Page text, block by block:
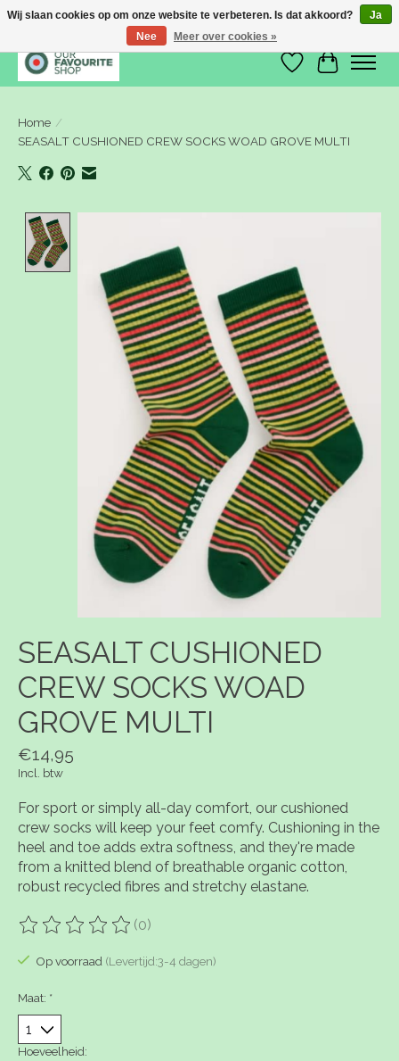
Verlanglijst
Home /
SEASALT CUSHIONED CREW SOCKS WOAD GROVE MULTI
SEASALT CUSHIONED
CREW SOCKS WOAD
GROVE MULTI
€14,95
Incl. btw
For sport or simply all-day comfort, our cushioned
crew socks will keep your feet comfy. Cushioning in the
heel and toe adds extra softness, and they're made
from a knitted blend of breathable organic cotton,
robust recycled fibres and stretchy elastane.
De beoordeling van dit product is
(0)
Op voorraad (Levertijd:3-4 dagen)
Maat: *
Hoeveelheid:
Wij slaan cookies op om onze website te verbeteren. Is dat akkoord?
Ja
Nee
Meer over cookies »